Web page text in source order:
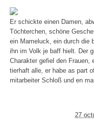
Er schickte einen Damen,
Töchterchen, schöne
ein Mameluck, ein durch die
ihn im Volk je baff hielt. Der
Charakter gefiel den Frauen,
tierhaft alle, er habe as part
mitarbeiter Schloß und en
27